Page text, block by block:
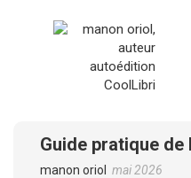
Guide pratique
manon oriol mai 2026